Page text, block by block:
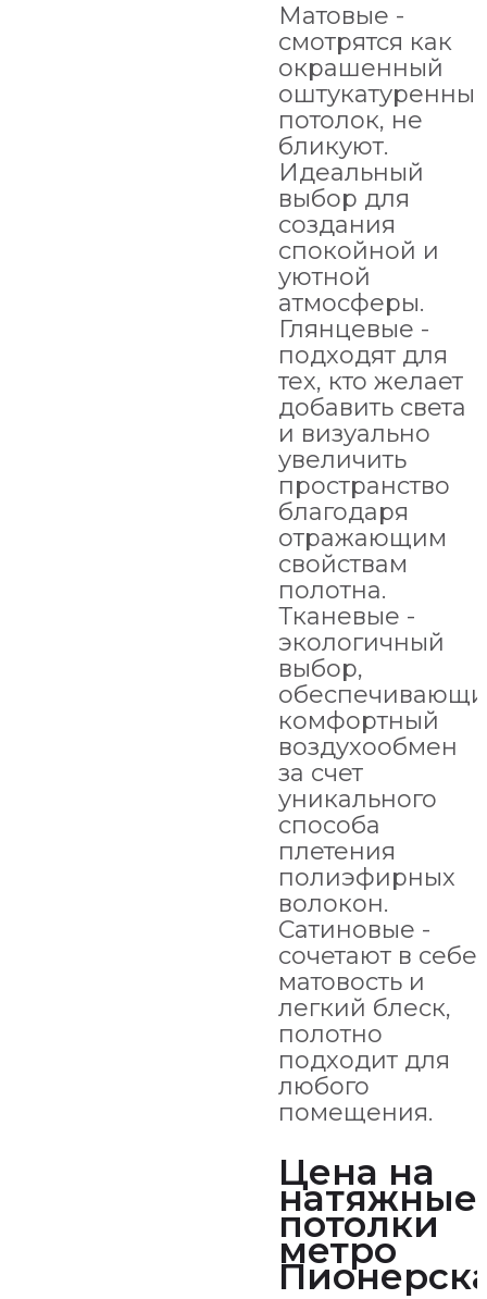
Матовые -
смотрятся как
окрашенный
потолок, не
бликуют.
Идеальный
выбор для
создания
спокойной и
уютной
атмосферы.
Глянцевые -
подходят для
тех, кто желает
добавить света
и визуально
увеличить
пространство
благодаря
отражающим
свойствам
полотна.
Тканевые -
экологичный
выбор,
комфортный
воздухообмен
за счет
уникального
способа
плетения
полиэфирных
волокон.
Сатиновые -
сочетают в себе
матовость и
легкий блеск,
полотно
подходит для
любого
помещения.
Цена на
натяжные
потолки
метро